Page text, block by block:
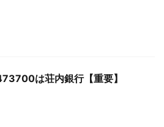
は荘内銀行【重要】